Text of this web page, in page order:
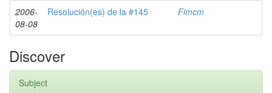
2006-
08-08
Resolución(es) de la #145 Fimcm
Discover
Subject